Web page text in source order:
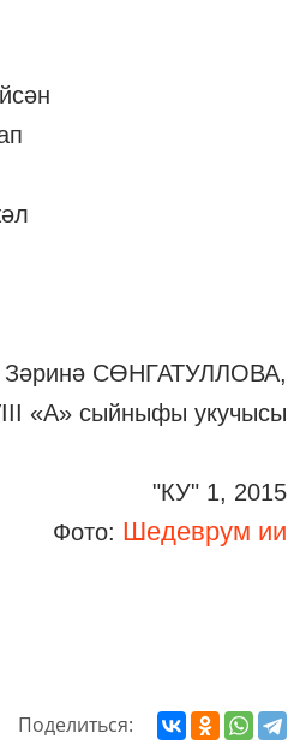
Зәринә СӨНГАТУЛЛОВА,
«А» сыйныфы укучысы
"КУ" 1, 2015
Фото: Шедеврум ии
Поделиться: